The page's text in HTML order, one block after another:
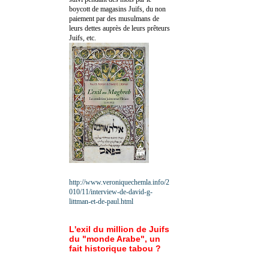
boycott de magasins Juifs, du non
paiement par des musulmans de
leurs dettes auprès de leurs prêteurs
Juifs, etc.
http://www.veroniquechemla.info/2
010/11/interview-de-david-g-
littman-et-de-paul.html
L'exil du million de Juifs
du "monde Arabe", un
fait historique tabou ?